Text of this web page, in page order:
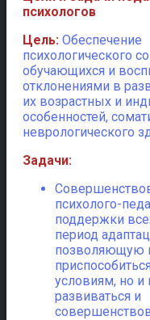
психологов
Цель: Обеспечение
психологического
обучающихся и
отклонениями в
их возрастных и
особенностей,
неврологического
Задачи:
психолого-
поддержки
период
позволяющую
условиям, но и
развиваться и